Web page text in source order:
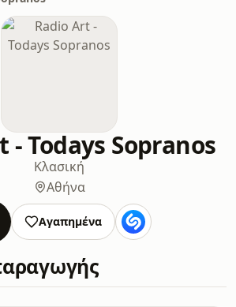
- Todays Sopranos
Κλασική
Αθήνα
Αγαπημένα